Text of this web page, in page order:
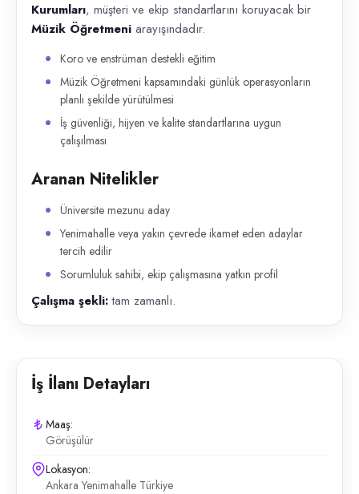
Kurumları, müşteri ve ekip standartlarını koruyacak bir
Müzik Öğretmeni arayışındadır.
Koro ve enstrüman destekli eğitim
Müzik Öğretmeni kapsamındaki günlük operasyonların
planlı şekilde yürütülmesi
İş güvenliği, hijyen ve kalite standartlarına uygun
çalışılması
Aranan Nitelikler
Üniversite mezunu aday
Yenimahalle veya yakın çevrede ikamet eden adaylar
tercih edilir
Sorumluluk sahibi, ekip çalışmasına yatkın profil
Çalışma şekli:tam zamanlı.
İş İlanı Detayları
Maaş:
Görüşülür
Lokasyon:
Ankara Yenimahalle Türkiye